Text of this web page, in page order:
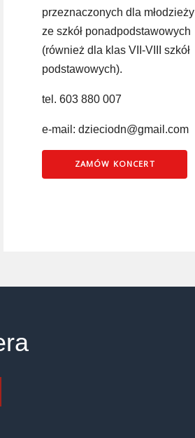
przeznaczonych dla młodzieży
ze szkół ponadpodstawowych
(również dla klas VII-VIII szkół
podstawowych).
tel. 603 880 007
e-mail: dzieciodn@gmail.com
ZAMÓW KONCERT